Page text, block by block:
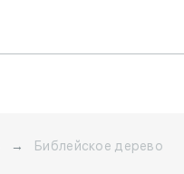
→ Библейское дерево